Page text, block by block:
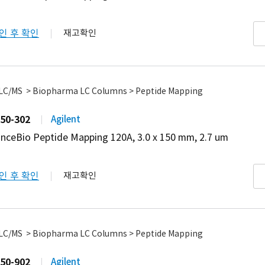
후 확인 재고확인
MS > Biopharma LC Columns > Peptide Mapping
302 Agilent
Peptide Mapping 120A, 3.0 x 150 mm, 2.7 um
후 확인 재고확인
MS > Biopharma LC Columns > Peptide Mapping
902 Agilent